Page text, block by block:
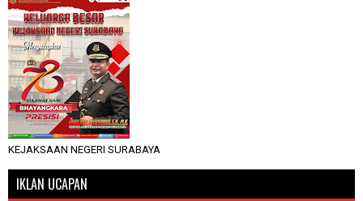
KEJAKSAAN NEGERI SURABAYA
IKLAN UCAPAN